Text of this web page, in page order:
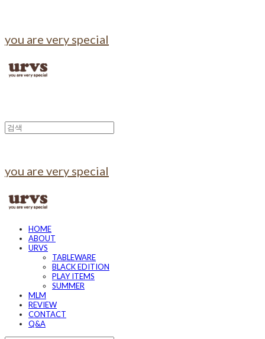
you are very special
you are very special
HOME
ABOUT
URVS
TABLEWARE
BLACK EDITION
PLAY ITEMS
SUMMER
MLM
REVIEW
CONTACT
Q&A